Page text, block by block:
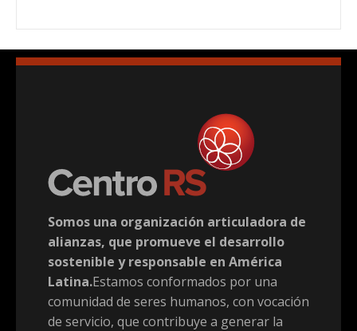
Somos una organización articuladora de
alianzas, que promueve el desarrollo
sostenible y responsable en América
Latina.Estamos conformados por una
comunidad de seres humanos, con vocación
de servicio, que contribuye a generar la